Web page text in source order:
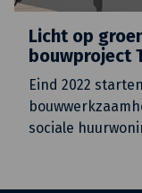
Licht op
bouwproject
Eind 2022
sociale